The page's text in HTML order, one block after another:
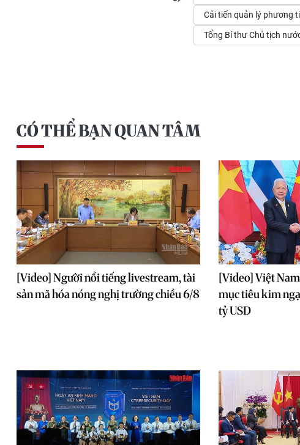
Cải tiến quản lý phương
Tổng Bí thư Chủ tịch
CÓ THỂ BẠN QUAN TÂM
[Video] Người nổi tiếng livestream, tài
sản mã hóa nóng nghị trường chiều 6/8
[Video] Việt
mục tiêu kim
tỷ USD